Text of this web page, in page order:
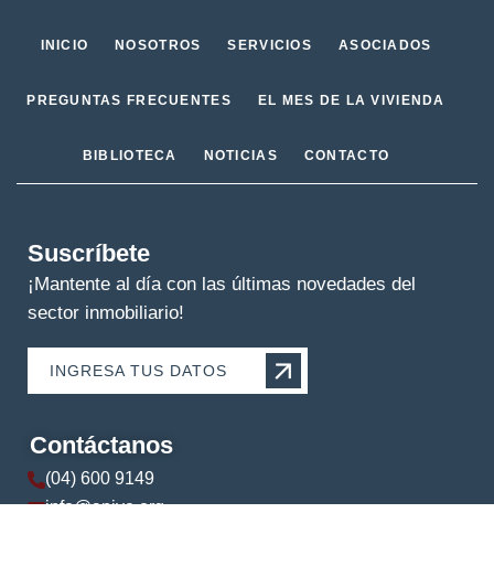
INICIO NOSOTROS SERVICIOS ASOCIADOS
PREGUNTAS FRECUENTES EL MES DE LA VIVIENDA
BIBLIOTECA NOTICIAS CONTACTO
Suscríbete
¡Mantente al día con las últimas novedades del
sector inmobiliario!
INGRESA TUS DATOS
Contáctanos
(04) 600 9149
info@apive.org